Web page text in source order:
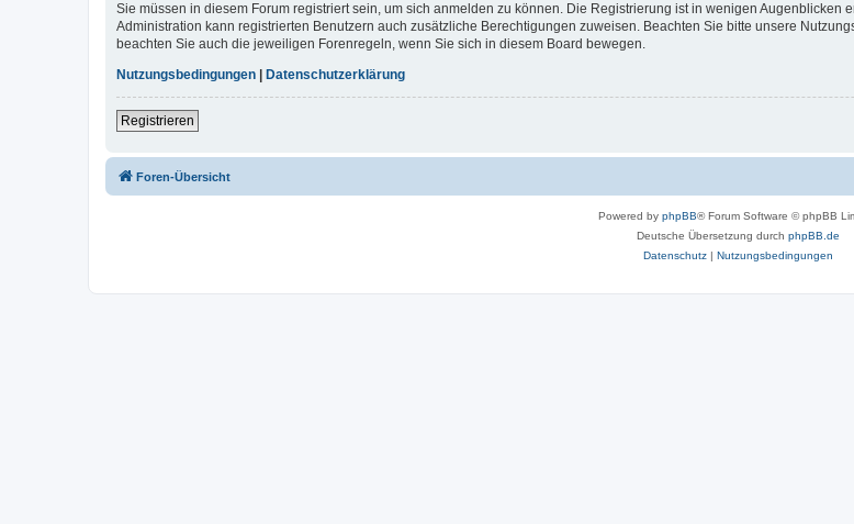
Sie müssen in diesem Forum registriert sein, um sich anmelden zu können. Die Registrierung ist in wenigen
Administration kann registrierten Benutzern auch zusätzliche Berechtigungen zuweisen. Beachten Sie bitte unsere
beachten Sie auch die jeweiligen Forenregeln, wenn Sie sich in diesem Board bewegen.
Nutzungsbedingungen
Datenschutzerklärung
Registrieren
Foren-Übersicht
Powered by phpBB® Forum Software © phpBB
Deutsche Übersetzung durch phpBB.de
Datenschutz| Nutzungsbedingungen